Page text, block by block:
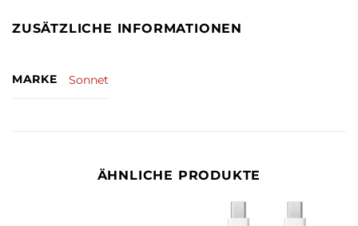
ZUSÄTZLICHE INFORMATIONEN
MARKE Sonnet
ÄHNLICHE PRODUKTE